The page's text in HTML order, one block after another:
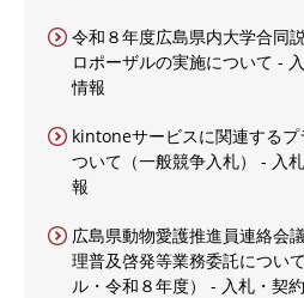
令和８年度広島県内大学合同
ロポーザルの実施について -
情報
kintoneサービスに関連するプ
ついて（一般競争入札） - 入
報
広島県動物愛護推進員連絡会
理普及啓発等業務委託につい
ル・令和８年度） - 入札・契